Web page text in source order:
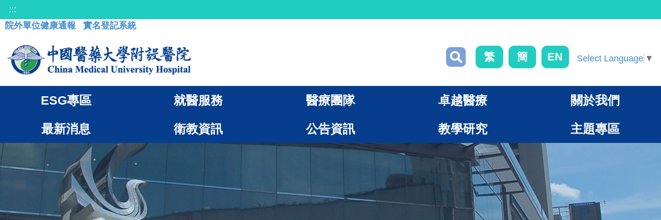
:::
院外單位健康通報
實名登記系統
繁 簡 EN Select Language ▼
ESG專區 就醫服務 醫療團隊 卓越醫療 關於我們
最新消息 衛教資訊 公告資訊 教學研究 主題專區